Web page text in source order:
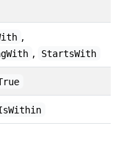
,
, StartsWith